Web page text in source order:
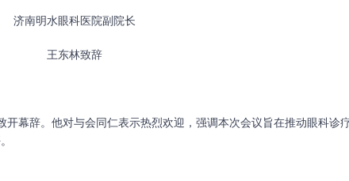
济南明水眼科医院副院长
王东林致辞
幕辞。他对与会同仁表示热烈欢迎，强调本次会议旨在推动眼科诊